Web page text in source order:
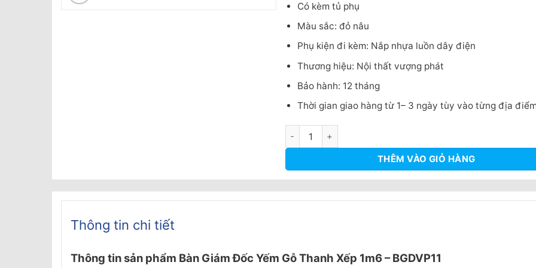
Có kèm tủ phụ
Màu sắc: đỏ nâu
Phụ kiện đi kèm: Nắp nhựa luồn dây điện
Thương hiệu: Nội thất vượng phát
Bảo hành: 12 tháng
Thời gian giao hàng từ 1– 3 ngày tùy vào từng địa
Bàn Giám Đốc Yếm Gỗ Thanh Xếp 1m6 - BGDVP11 số lượng
THÊM VÀO GIỎ HÀNG
Thông tin chi tiết
Thông tin sản phẩm Bàn Giám Đốc Yếm Gỗ Thanh Xếp 1m6 – BGDVP11